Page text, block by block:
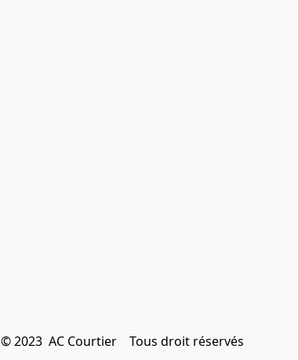
© 2023  AC Courtier    Tous droit réservés